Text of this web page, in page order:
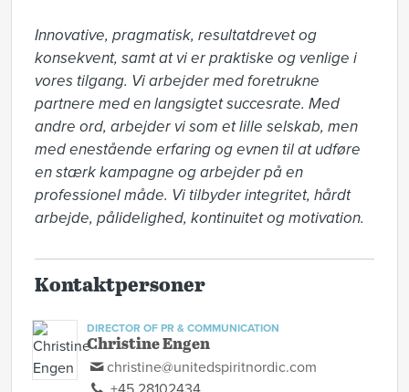
Innovative, pragmatisk, resultatdrevet og
konsekvent, samt at vi er praktiske og venlige i
vores tilgang. Vi arbejder med foretrukne
partnere med en langsigtet succesrate. Med
andre ord, arbejder vi som et lille selskab, men
med enestående erfaring og evnen til at udføre
en stærk kampagne og arbejder på en
professionel måde. Vi tilbyder integritet, hårdt
arbejde, pålidelighed, kontinuitet og motivation.
Kontaktpersoner
DIRECTOR OF PR & COMMUNICATION
Christine Engen
christine@unitedspiritnordic.com